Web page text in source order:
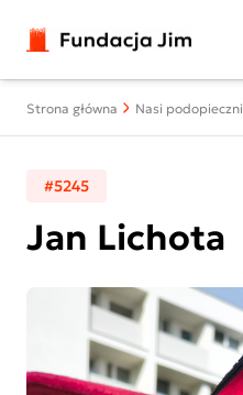
Strona główna Nasi podopieczni
#5245
Jan Lichota